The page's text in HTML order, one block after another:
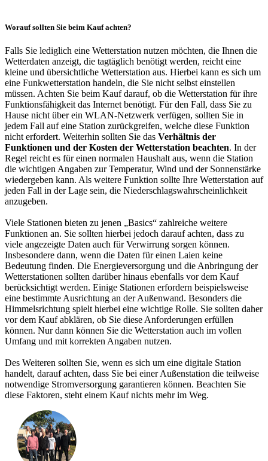
Worauf sollten Sie beim Kauf achten?
Falls Sie lediglich eine Wetterstation nutzen möchten, die Ihnen die
Wetterdaten anzeigt, die tagtäglich benötigt werden, reicht eine
kleine und übersichtliche Wetterstation aus. Hierbei kann es sich um
eine Funkwetterstation handeln, die Sie nicht selbst einstellen
müssen. Achten Sie beim Kauf darauf, ob die Wetterstation für ihre
Funktionsfähigkeit das Internet benötigt. Für den Fall, dass Sie zu
Hause nicht über ein WLAN-Netzwerk verfügen, sollten Sie in
jedem Fall auf eine Station zurückgreifen, welche diese Funktion
nicht erfordert. Weiterhin sollten Sie das Verhältnis der
Funktionen und der Kosten der Wetterstation beachten. In der
Regel reicht es für einen normalen Haushalt aus, wenn die Station
die wichtigen Angaben zur Temperatur, Wind und der Sonnenstärke
wiedergeben kann. Als weitere Funktion sollte Ihre Wetterstation auf
jeden Fall in der Lage sein, die Niederschlagswahrscheinlichkeit
anzugeben.
Viele Stationen bieten zu jenen „Basics“ zahlreiche weitere
Funktionen an. Sie sollten hierbei jedoch darauf achten, dass zu
viele angezeigte Daten auch für Verwirrung sorgen können.
Insbesondere dann, wenn die Daten für einen Laien keine
Bedeutung finden. Die Energieversorgung und die Anbringung der
Wetterstationen sollten darüber hinaus ebenfalls vor dem Kauf
berücksichtigt werden. Einige Stationen erfordern beispielsweise
eine bestimmte Ausrichtung an der Außenwand. Besonders die
Himmelsrichtung spielt hierbei eine wichtige Rolle. Sie sollten daher
vor dem Kauf abklären, ob Sie diese Anforderungen erfüllen
können. Nur dann können Sie die Wetterstation auch im vollen
Umfang und mit korrekten Angaben nutzen.
Des Weiteren sollten Sie, wenn es sich um eine digitale Station
handelt, darauf achten, dass Sie bei einer Außenstation die teilweise
notwendige Stromversorgung garantieren können. Beachten Sie
diese Faktoren, steht einem Kauf nichts mehr im Weg.